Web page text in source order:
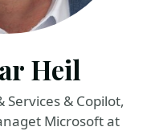
Heil
Services & Copilot,
Microsoft at